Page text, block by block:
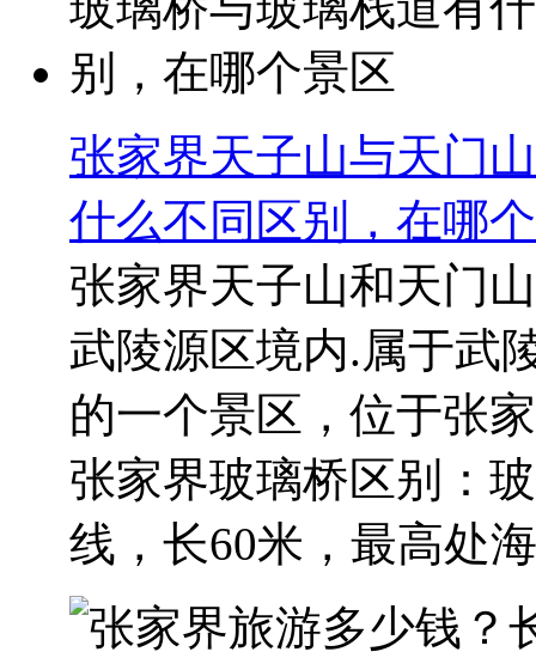
张家界天子山与天门
什么不同区别，在哪
张家界天子山和天门
武陵源区境内.属于武
的一个景区，位于张
张家界玻璃桥区别​：
线，长60米，最高处